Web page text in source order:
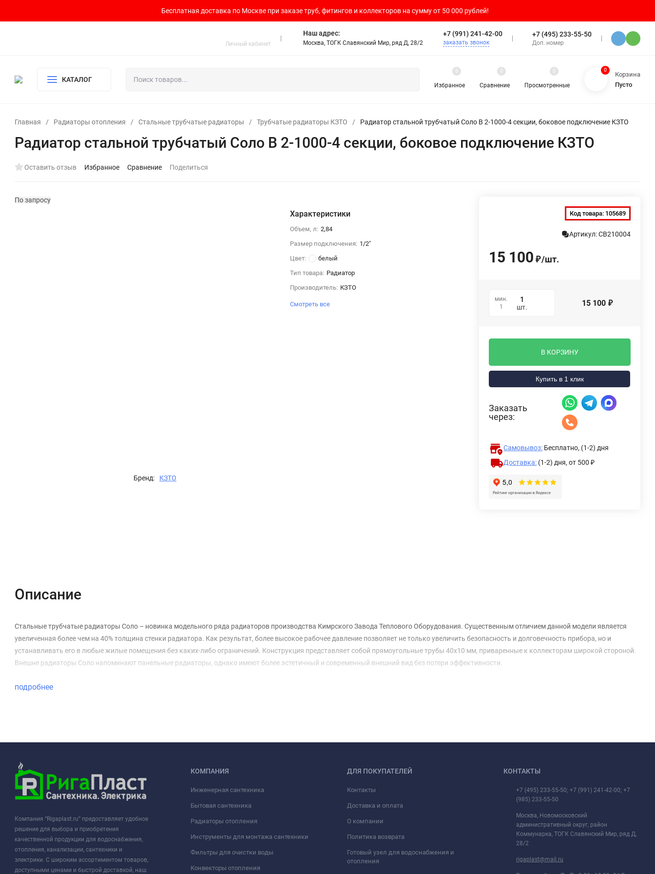
Бесплатная доставка по Москве при заказе труб, фитингов и коллекторов на сумму от 50 000 рублей!
Личный кабинет
Наш адрес:
Москва, ТОГК Славянский Мир, ряд Д, 28/2
+7 (991) 241-42-00
заказать звонок
+7 (495) 233-55-50
Доп. номер
КАТАЛОГ
Избранное
0
Сравнение
0
Просмотренные
0 0
Корзина
Пусто
Главная / Радиаторы отопления / Стальные трубчатые радиаторы / Трубчатые радиаторы КЗТО / Радиатор стальной трубчатый Соло В 2-1000-4 секции, боковое подключение КЗТО
Радиатор стальной трубчатый Соло В 2-1000-4 секции, боковое подключение КЗТО
Оставить отзыв Избранное Сравнение Поделиться
По запросу
Бренд: КЗТО
Характеристики
Объем, л: 2,84
Размер подключения: 1/2"
Цвет:
белый
Тип товара: Радиатор
Производитель: КЗТО
Смотреть все
Код товара: 105689
Артикул: СВ210004
15 100 ₽/шт.
мин.
1
шт. 15 100 ₽
В КОРЗИНУ
Купить в 1 клик
Заказать
через:
Самовывоз: Бесплатно, (1-2) дня
Доставка: (1-2) дня,от 500 ₽
Описание
Стальные трубчатые радиаторы Соло – новинка модельного ряда радиаторов производства Кимрского Завода Теплового Оборудования. Существенным отличием данной модели является
увеличенная более чем на 40% толщина стенки радиатора. Как результат, более высокое рабочее давление позволяет не только увеличить безопасность и долговечность прибора, но и
устанавливать его в любые жилые помещения без каких-либо ограничений. Конструкция представляет собой прямоугольные трубы 40х10 мм, приваренные к коллекторам широкой стороной.
Внешне радиаторы Соло напоминают панельные радиаторы, однако имеют более эстетичный и современный внешний вид без потери эффективности.
подробнее
Компания “Rigaplast.ru” предоставляет удобное
решение для выбора и приобретения
качественной продукции для водоснабжения,
отопления, канализации, сантехники и
электрики. С широким ассортиментом товаров,
доступными ценами и быстрой доставкой, наш
КОМПАНИЯ
Инженерная сантехника
Бытовая сантехника
Радиаторы отопления
Инструменты для монтажа сантехники
Фильтры для очистки воды
Конвекторы отопления
ДЛЯ ПОКУПАТЕЛЕЙ
Контакты
Доставка и оплата
О компании
Политика возврата
Готовый узел для водоснабжения и
отопления
КОНТАКТЫ
+7 (495) 233-55-50; +7 (991) 241-42-00; +7
(985) 233-55-50
Москва, Новомосковский
административный округ, район
Коммунарка, ТОГК Славянский Мир, ряд Д,
28/2
rigaplast@mail.ru